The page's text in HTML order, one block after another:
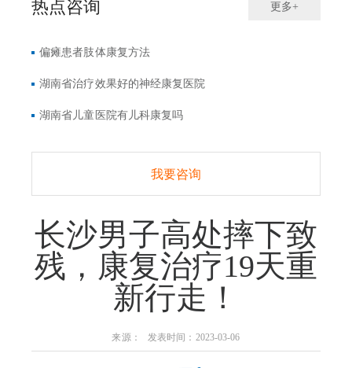
热点咨询 更多+
偏瘫患者肢体康复方法
湖南省治疗效果好的神经康复医院
湖南省儿童医院有儿科康复吗
我要咨询
长沙男子高处摔下致
残，康复治疗19天重
新行走！
来源： 发表时间：2023-03-06